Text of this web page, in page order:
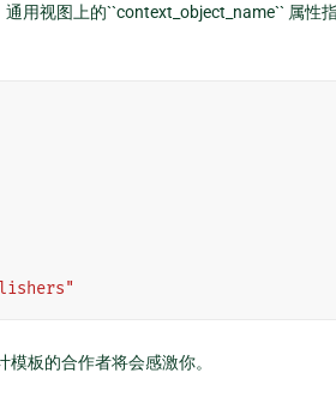
用视图上的``context_object_name`` 属性
模板的合作者将会感激你。